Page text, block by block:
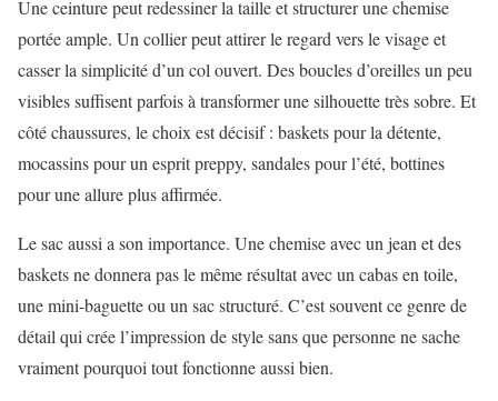
Une ceinture peut redessiner la taille et structurer une chemise
portée ample. Un collier peut attirer le regard vers le visage et
casser la simplicité d’un col ouvert. Des boucles d’oreilles un peu
visibles suffisent parfois à transformer une silhouette très sobre. Et
côté chaussures, le choix est décisif : baskets pour la détente,
mocassins pour un esprit preppy, sandales pour l’été, bottines
pour une allure plus affirmée.
Le sac aussi a son importance. Une chemise avec un jean et des
baskets ne donnera pas le même résultat avec un cabas en toile,
une mini-baguette ou un sac structuré. C’est souvent ce genre de
détail qui crée l’impression de style sans que personne ne sache
vraiment pourquoi tout fonctionne aussi bien.